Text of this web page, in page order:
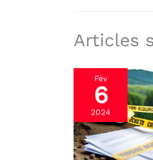
Articles
Fév
6
2024